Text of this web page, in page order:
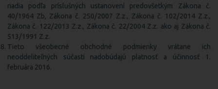
riadia podľa príslušných ustanovení predovšetkým Zákona č.
40/1964 Zb, Zákona č. 250/2007 Z.z., Zákona č. 102/2014 Z.z.,
Zákona č. 122/2013 Z.z., Zákona č. 22/2004 Z.z. ako aj Zákona č.
513/1991 Z.z.
Tieto všeobecné obchodné podmienky vrátane ich
neoddeliteľných súčastí nadobúdajú platnosť a účinnosť 1.
februára 2016.